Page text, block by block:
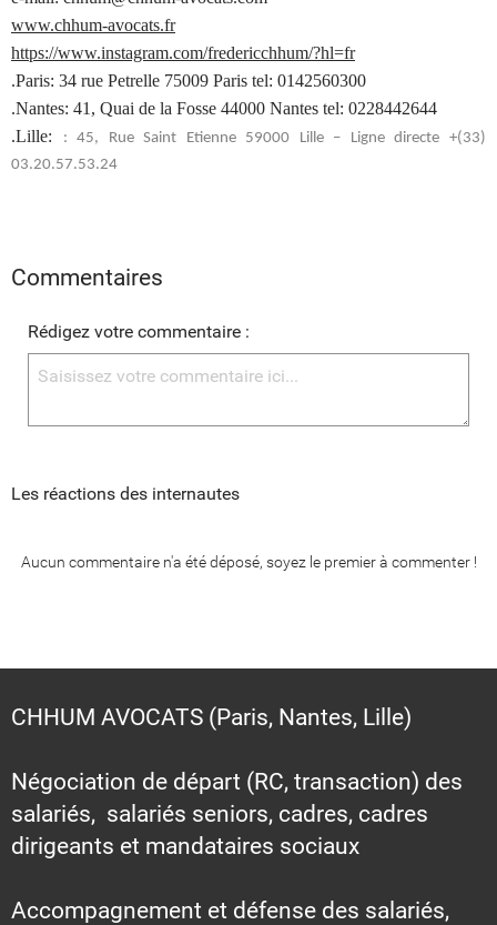
www.chhum-avocats.fr
https://www.instagram.com/fredericchhum/?hl=fr
.Paris: 34 rue Petrelle 75009 Paris tel: 0142560300
.Nantes: 41, Quai de la Fosse 44000 Nantes tel: 0228442644
.Lille:
: 45, Rue Saint Etienne 59000 Lille – Ligne directe +(33)
03.20.57.53.24
Commentaires
Rédigez votre commentaire :
Les réactions des internautes
Aucun commentaire n'a été déposé, soyez le premier à commenter !
CHHUM AVOCATS (Paris, Nantes, Lille)
Négociation de départ (RC, transaction) des
salariés, salariés seniors, cadres, cadres
dirigeants et mandataires sociaux
Accompagnement et défense des salariés,